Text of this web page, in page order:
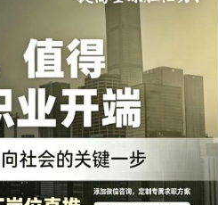
仅能够帮助京东更好地管理财务风
上介绍能够帮助广大留学生更好地